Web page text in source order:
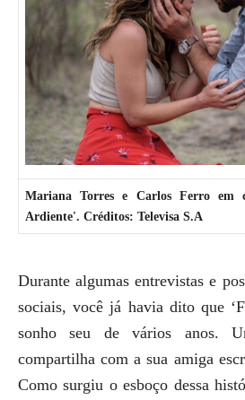
Mariana Torres e Carlos Ferro em
Ardiente'. Créditos: Televisa S.A
Durante algumas entrevistas e
sociais, você já havia dito que
sonho seu de vários anos.
compartilha com a sua amiga
Como surgiu o esboço dessa